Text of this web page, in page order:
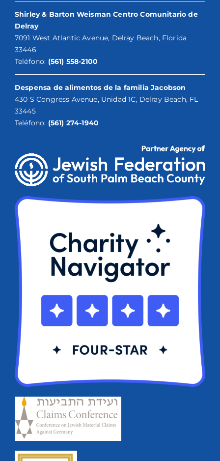
Shirley & Barton Weisman Centro Comunitario de
Delray
7091 West Atlantic Avenue, Delray Beach, Florida
33446
Teléfono: (561) 558-2100
Despensa de alimentos de la familia Jacobson
430 S Congress Avenue, Unidad 1C, Delray Beach, FL
33445
Teléfono: (561) 274-1940